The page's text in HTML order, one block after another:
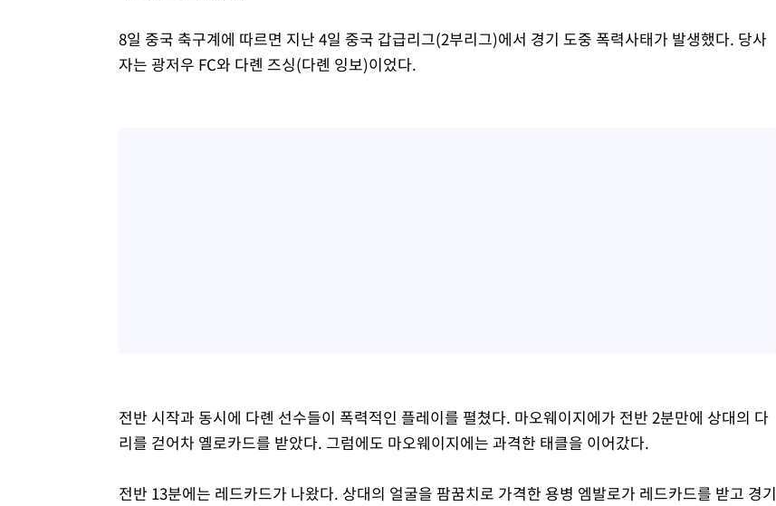
8일 중국 축구계에 따르면 지난 4일 중국 갑급리그(2부리그)에서 경기 도중 폭력사태가 발생했다. 당사
자는 광저우 FC와 다롄 즈싱(다롄 잉보)이었다.
전반 시작과 동시에 다롄 선수들이 폭력적인 플레이를 펼쳤다. 마오웨이지에가 전반 2분만에 상대의 다
리를 걷어차 옐로카드를 받았다. 그럼에도 마오웨이지에는 과격한 태클을 이어갔다.
전반 13분에는 레드카드가 나왔다. 상대의 얼굴을 팜꿈치로 가격한 용병 엠발로가 레드카드를 받고 경기